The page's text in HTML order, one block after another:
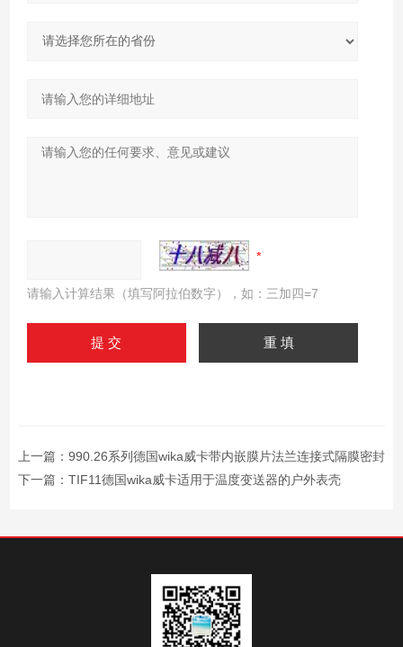
请输入计算结果（填写阿拉伯数字），如：三加四=7
上一篇： 990.26系列德国wika威卡带内嵌膜片法兰连接式隔膜密封
下一篇： TIF11德国wika威卡适用于温度变送器的户外表壳